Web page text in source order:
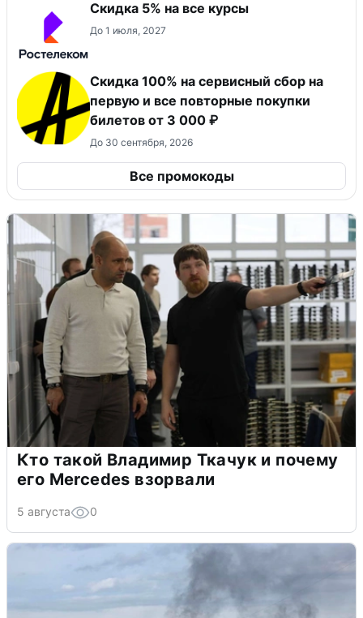
Скидка 5% на все курсы
До 1 июля, 2027
Скидка 100% на сервисный сбор на
первую и все повторные покупки
билетов от 3 000 ₽
До 30 сентября, 2026
Все промокоды
Кто такой Владимир Ткачук и почему
его Mercedes взорвали
5 августа 0